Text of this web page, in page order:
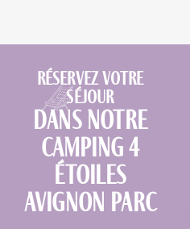
Réservez votre
séjour
dans notre
camping 4
étoiles
Avignon Parc